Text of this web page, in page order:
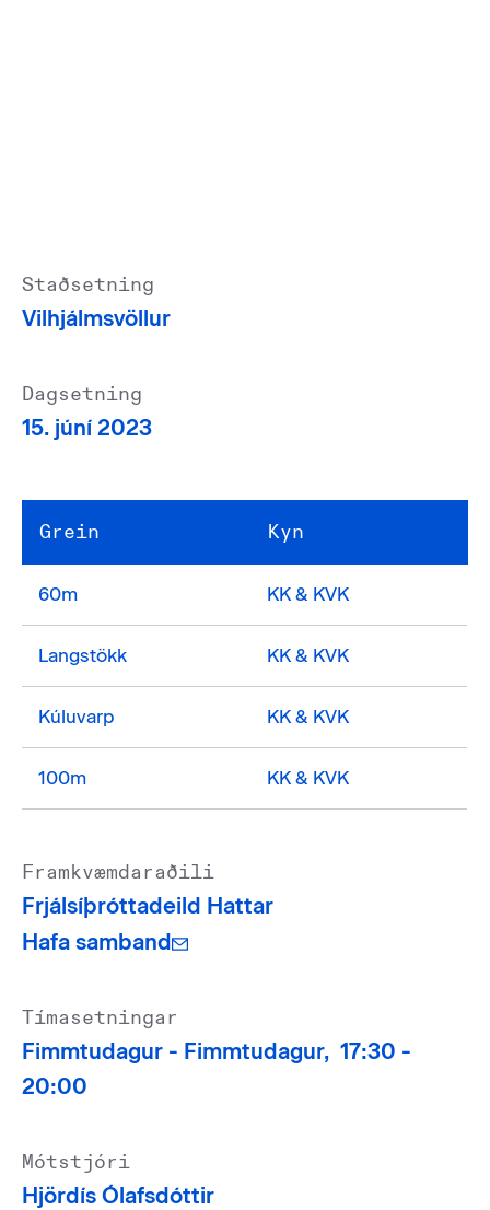
Staðsetning
Vilhjálmsvöllur
Dagsetning
15. júní 2023
Grein Kyn
60m KK & KVK
Langstökk KK & KVK
Kúluvarp KK & KVK
100m KK & KVK
Framkvæmdaraðili
Frjálsíþróttadeild Hattar
Hafa samband
Tímasetningar
Fimmtudagur - Fimmtudagur, 17:30 -
20:00
Mótstjóri
Hjördís Ólafsdóttir